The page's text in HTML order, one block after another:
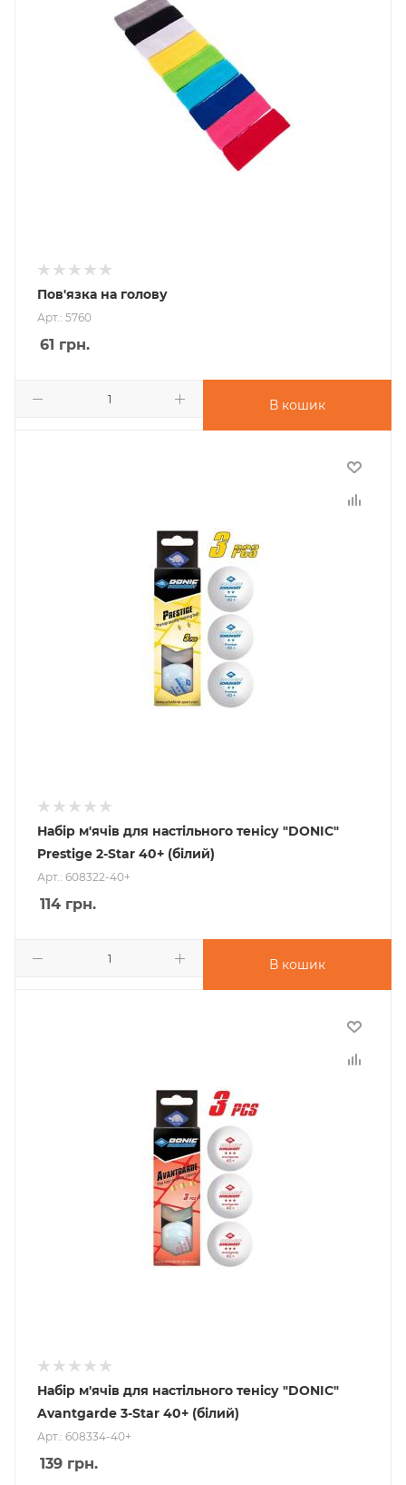
Пов'язка на голову
Арт.: 5760
61 грн.
В кошик
Набір м'ячів для настільного тенісу "DONIC"
Prestige 2-Star 40+ (білий)
Арт.: 608322-40+
114 грн.
В кошик
Набір м'ячів для настільного тенісу "DONIC"
Avantgarde 3-Star 40+ (білий)
Арт.: 608334-40+
139 грн.